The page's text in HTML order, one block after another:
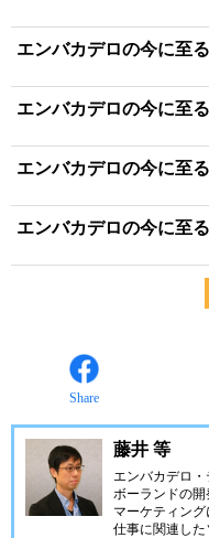
エンバカデロの今に至
エンバカデロの今に至
エンバカデロの今に至
エンバカデロの今に至
Share
藤井 等
エンバカデロ・
ボーランドの
マーケティング
仕事に関連し